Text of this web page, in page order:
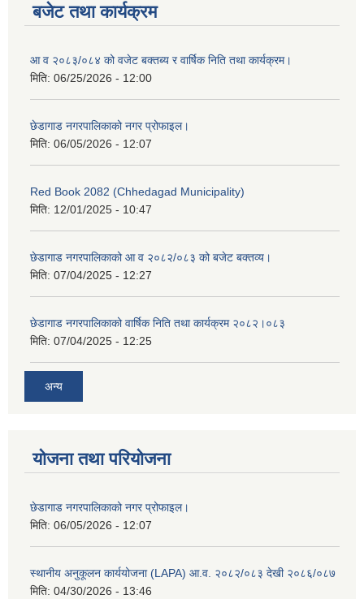
बजेट तथा कार्यक्रम
आ व २०८३/०८४ को वजेट बक्तब्य र वार्षिक निति तथा कार्यक्रम।
मिति: 06/25/2026 - 12:00
छेडागाड नगरपालिकाको नगर प्रोफाइल।
मिति: 06/05/2026 - 12:07
Red Book 2082 (Chhedagad Municipality)
मिति: 12/01/2025 - 10:47
छेडागाड नगरपालिकाको आ व २०८२/०८३ को बजेट बक्तव्य।
मिति: 07/04/2025 - 12:27
छेडागाड नगरपालिकाको वार्षिक निति तथा कार्यक्रम २०८२।०८३
मिति: 07/04/2025 - 12:25
अन्य
योजना तथा परियोजना
छेडागाड नगरपालिकाको नगर प्रोफाइल।
मिति: 06/05/2026 - 12:07
स्थानीय अनुकूलन कार्ययोजना (LAPA) आ.व. २०८२/०८३ देखी २०८६/०८७
मिति: 04/30/2026 - 13:46